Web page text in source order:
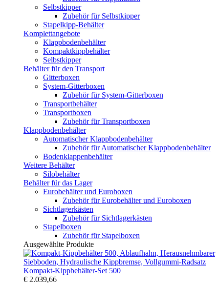
Selbstkipper
Zubehör für Selbstkipper
Stapelkipp-Behälter
Komplettangebote
Klappbodenbehälter
Kompaktkippbehälter
Selbstkipper
Behälter für den Transport
Gitterboxen
System-Gitterboxen
Zubehör für System-Gitterboxen
Transportbehälter
Transportboxen
Zubehör für Transportboxen
Klappbodenbehälter
Automatischer Klappbodenbehälter
Zubehör für Automatischer Klappbodenbehälter
Bodenklappenbehälter
Weitere Behälter
Silobehälter
Behälter für das Lager
Eurobehälter und Euroboxen
Zubehör für Eurobehälter und Euroboxen
Sichtlagerkästen
Zubehör für Sichtlagerkästen
Stapelboxen
Zubehör für Stapelboxen
Ausgewählte Produkte
Kompakt-Kippbehälter-Set 500
€ 2.039,66